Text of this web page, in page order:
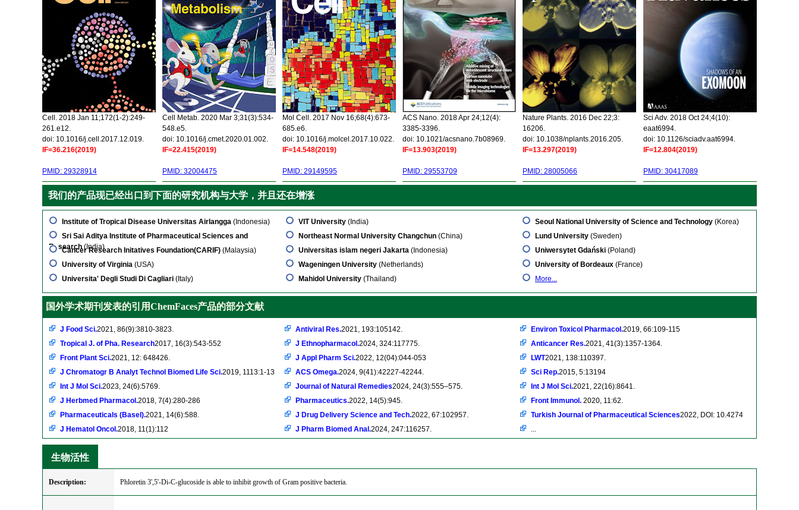
Cell. 2018 Jan 11;172(1-2):249-
261.e12.
doi: 10.1016/j.cell.2017.12.019.
IF=36.216(2019)
PMID: 29328914
Cell Metab. 2020 Mar 3;31(3):534-
548.e5.
doi: 10.1016/j.cmet.2020.01.002.
IF=22.415(2019)
PMID: 32004475
Mol Cell. 2017 Nov 16;68(4):673-
685.e6.
doi: 10.1016/j.molcel.2017.10.022.
IF=14.548(2019)
PMID: 29149595
ACS Nano. 2018 Apr 24;12(4):
3385-3396.
doi: 10.1021/acsnano.7b08969.
IF=13.903(2019)
PMID: 29553709
Nature Plants. 2016 Dec 22;3:
16206.
doi: 10.1038/nplants.2016.205.
IF=13.297(2019)
PMID: 28005066
Sci Adv. 2018 Oct 24;4(10):
eaat6994.
doi: 10.1126/sciadv.aat6994.
IF=12.804(2019)
PMID: 30417089
我们的产品现已经出口到下面的研究机构与大学，并且还在增涨
Institute of Tropical Disease Universitas Airlangga (Indonesia)
Sri Sai Aditya Institute of Pharmaceutical Sciences and
Research(India)
Cancer Research Initatives Foundation(CARIF) (Malaysia)
University of Virginia (USA)
Universita' Degli Studi Di Cagliari (Italy)
VIT University (India)
Northeast Normal University Changchun (China)
Universitas islam negeri Jakarta (Indonesia)
Wageningen University (Netherlands)
Mahidol University (Thailand)
Seoul National University of Science and Technology (Korea)
Lund University (Sweden)
Uniwersytet Gdański (Poland)
University of Bordeaux (France)
More...
国外学术期刊发表的引用ChemFaces产品的部分文献
J Food Sci.2021, 86(9):3810-3823.
Tropical J. of Pha. Research2017, 16(3):543-552
Front Plant Sci.2021, 12: 648426.
J Chromatogr B Analyt Technol Biomed Life Sci.2019, 1113:1-13
Int J Mol Sci.2023, 24(6):5769.
J Herbmed Pharmacol.2018, 7(4):280-286
Pharmaceuticals (Basel).2021, 14(6):588.
J Hematol Oncol.2018, 11(1):112
Antiviral Res.2021, 193:105142.
J Ethnopharmacol.2024, 324:117775.
J Appl Pharm Sci.2022, 12(04):044-053
ACS Omega.2024, 9(41):42227-42244.
Journal of Natural Remedies2024, 24(3):555–575.
Pharmaceutics.2022, 14(5):945.
J Drug Delivery Science and Tech.2022, 67:102957.
J Pharm Biomed Anal.2024, 247:116257.
Environ Toxicol Pharmacol.2019, 66:109-115
Anticancer Res.2021, 41(3):1357-1364.
LWT2021, 138:110397.
Sci Rep.2015, 5:13194
Int J Mol Sci.2021, 22(16):8641.
Front Immunol. 2020, 11:62.
Turkish Journal of Pharmaceutical Sciences2022, DOI: 10.4274
...
生物活性
Description: Phloretin 3',5'-Di-C-glucoside is able to inhibit growth of Gram positive bacteria.